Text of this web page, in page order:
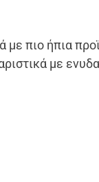
με πιο ήπια
με